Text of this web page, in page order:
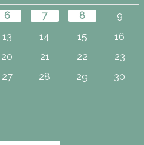
6 7 8
9
13 14 15
16
20 21 22
23
27 28 29
30